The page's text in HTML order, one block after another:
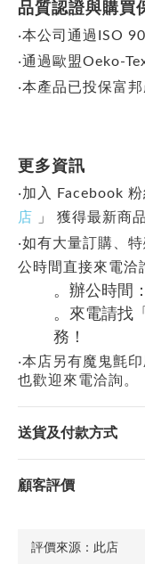
品質認證與購買
‧本公司通過ISO
‧通過歐盟Oeko-
‧本產品已投保富
更多資訊
‧加入 Facebook
店
」 獲得最新商
‧如有大量訂購、
公時間直接來電洽
。辦公時
。來電請找
務！
‧本店另有魔鬼氈
也歡迎來電洽詢。
送貨及付款方式
顧客評價